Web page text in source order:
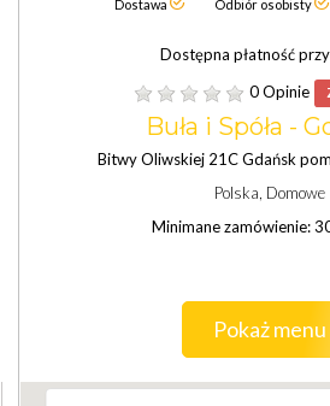
Dostawa Odbiór osobisty
Dostępna płatność
0 Opinie
Buła i Spóła -
Bitwy Oliwskiej 21C Gdańsk
Polska, Domowe
Minimane zamówienie:
Pokaż menu